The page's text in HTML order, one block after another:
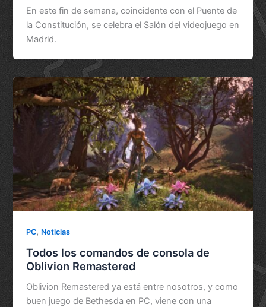
En este fin de semana, coincidente con el Puente de
la Constitución, se celebra el Salón del videojuego en
Madrid.
PC, Noticias
Todos los comandos de consola de
Oblivion Remastered
Oblivion Remastered ya está entre nosotros, y como
buen juego de Bethesda en PC, viene con una